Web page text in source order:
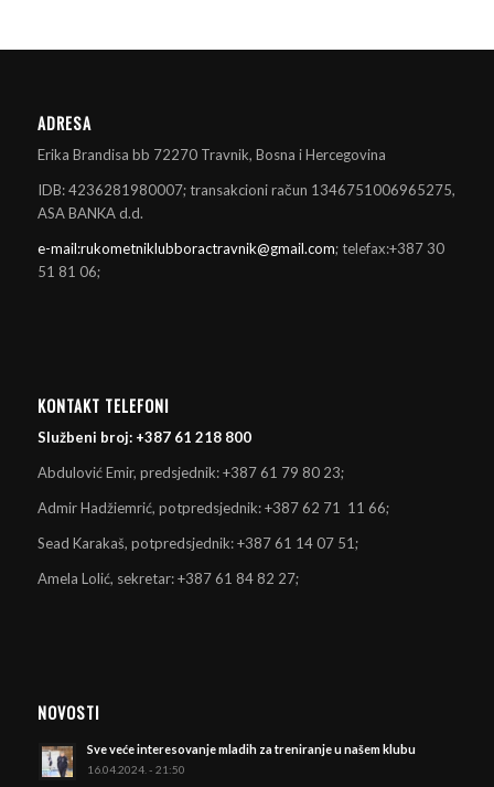
ADRESA
Erika Brandisa bb 72270 Travnik, Bosna i Hercegovina
IDB: 4236281980007; transakcioni račun 1346751006965275,
ASA BANKA d.d.
e-mail:rukometniklubboractravnik@gmail.com; telefax:+387 30
51 81 06;
KONTAKT TELEFONI
Službeni broj: +387 61 218 800
Abdulović Emir, predsjednik: +387 61 79 80 23;
Admir Hadžiemrić, potpredsjednik: +387 62 71 11 66;
Sead Karakaš, potpredsjednik: +387 61 14 07 51;
Amela Lolić, sekretar: +387 61 84 82 27;
NOVOSTI
Sve veće interesovanje mladih za treniranje u našem klubu
16.04.2024. - 21:50